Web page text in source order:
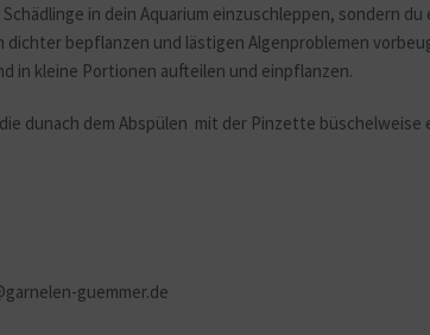
in dein Aquarium einzuschleppen, sondern
bepflanzen und lästigen Algenproblemen
in kleine Portionen aufteilen und einpflanzen.
dunach dem Abspülen mit der Pinzette büschelweise
guemmer.de